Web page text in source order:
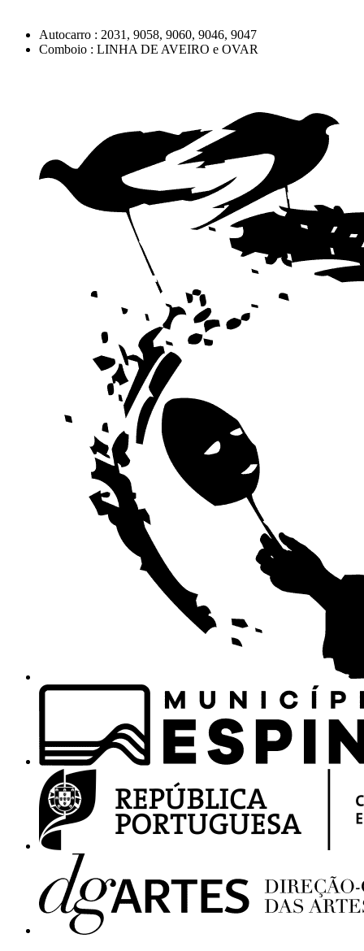
Autocarro : 2031, 9058, 9060, 9046, 9047
Comboio : LINHA DE AVEIRO e OVAR